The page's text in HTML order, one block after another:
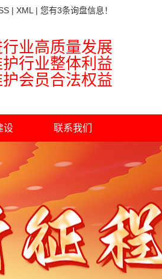
| XML | 您有3条询盘信息！
业高质量发展
护行业整体利益
护会员合法权益
设 联系我们